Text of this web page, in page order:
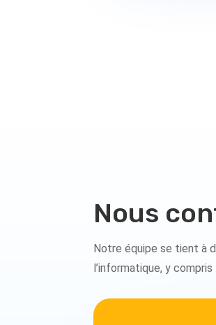
Nous
Notre équipe se tient à
l’informatique, y